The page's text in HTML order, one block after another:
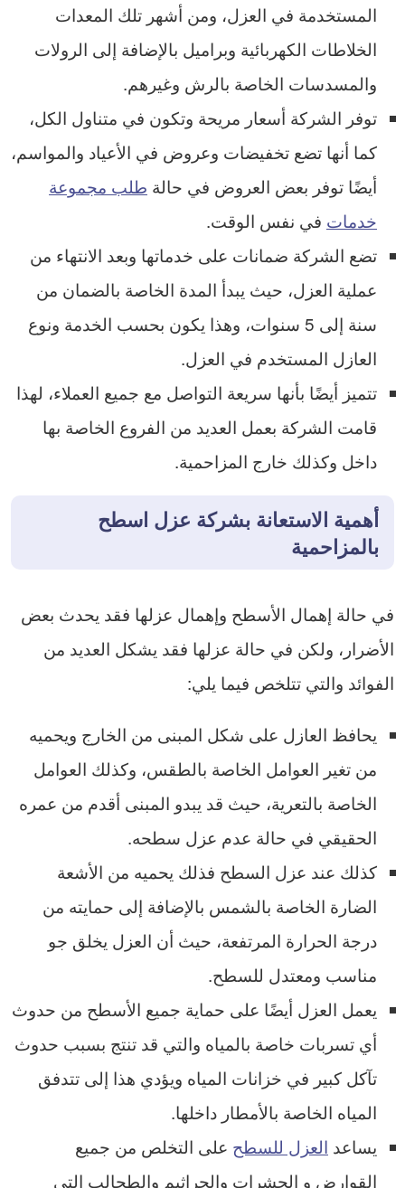
المستخدمة في العزل، ومن أشهر تلك المعدات
الخلاطات الكهربائية وبراميل بالإضافة إلى الرولات
والمسدسات الخاصة بالرش وغيرهم.
توفر الشركة أسعار مريحة وتكون في متناول الكل،
كما أنها تضع تخفيضات وعروض في الأعياد والمواسم،
أيضًا توفر بعض العروض في حالة طلب مجموعة
خدمات في نفس الوقت.
تضع الشركة ضمانات على خدماتها وبعد الانتهاء من
عملية العزل، حيث يبدأ المدة الخاصة بالضمان من
سنة إلى 5 سنوات، وهذا يكون بحسب الخدمة ونوع
العازل المستخدم في العزل.
تتميز أيضًا بأنها سريعة التواصل مع جميع العملاء، لهذا
قامت الشركة بعمل العديد من الفروع الخاصة بها
داخل وكذلك خارج المزاحمية.
أهمية الاستعانة بشركة عزل اسطح
بالمزاحمية
في حالة إهمال الأسطح وإهمال عزلها فقد يحدث بعض
الأضرار، ولكن في حالة عزلها فقد يشكل العديد من
الفوائد والتي تتلخص فيما يلي:
يحافظ العازل على شكل المبنى من الخارج ويحميه
من تغير العوامل الخاصة بالطقس، وكذلك العوامل
الخاصة بالتعرية، حيث قد يبدو المبنى أقدم من عمره
الحقيقي في حالة عدم عزل سطحه.
كذلك عند عزل السطح فذلك يحميه من الأشعة
الضارة الخاصة بالشمس بالإضافة إلى حمايته من
درجة الحرارة المرتفعة، حيث أن العزل يخلق جو
مناسب ومعتدل للسطح.
يعمل العزل أيضًا على حماية جميع الأسطح من حدوث
أي تسربات خاصة بالمياه والتي قد تنتج بسبب حدوث
تآكل كبير في خزانات المياه ويؤدي هذا إلى تتدفق
المياه الخاصة بالأمطار داخلها.
يساعد العزل للسطح على التخلص من جميع
القوارض و الحشرات والجراثيم والطحالب التي